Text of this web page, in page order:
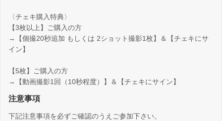
〈チェキ購入特典〉
【3枚以上】ご購入の方
→【個撮20秒追加 もしくは 2ショット撮影1枚】＆【チェキにサ
イン】
【5枚】ご購入の方
→【動画撮影1回（10秒程度）】＆【チェキにサイン】
注意事項
下記注意事項を必ずご確認のうえご参加下さい。